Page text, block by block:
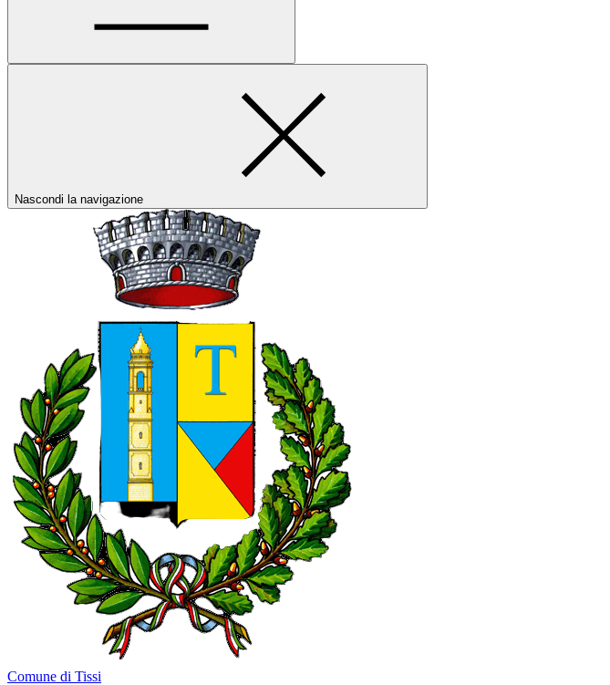
Nascondi la navigazione
Comune di Tissi